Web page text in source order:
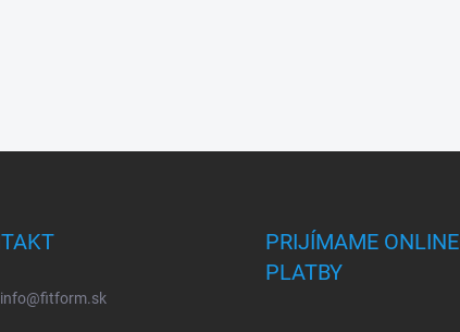
info@fitform.sk
PRIJÍMAME ONLINE
PLATBY